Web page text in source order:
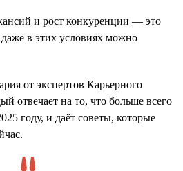
и рост конкуренции — это
в этих условиях можно
от экспертов Карьерного
отвечает на то, что больше всего
году, и даёт советы, которые